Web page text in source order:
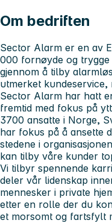
Om bedriften
Sector Alarm er en av
000 fornøyde og
gjennom å tilby
utmerket
Sector Alarm har hatt
fremtid med fokus på
3700 ansatte i Norge,
har fokus på å ansette
stedene i
kan tilby våre kunder
Vi tilbyr spennende
deler vår lidenskap
mennesker i private
etter en rolle der du
et morsomt og fartsfylt